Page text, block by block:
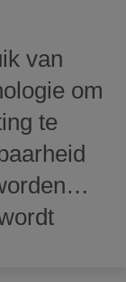
van
om
te